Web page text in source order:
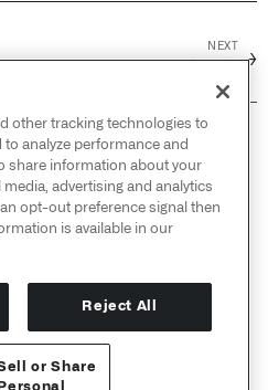
NEXT
→
Inc. All rights
Personal Information
other tracking technologies to
analyze performance and
share information about your
advertising and analytics
opt-out preference signal then
is available in our
Reject All
or Share